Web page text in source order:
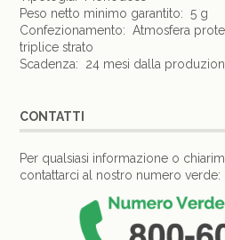
Peso netto minimo garantito: 5 g
Confezionamento: Atmosfera
triplice strato
Scadenza: 24 mesi dalla
CONTATTI
Per qualsiasi informazione o
contattarci al nostro numero verde: